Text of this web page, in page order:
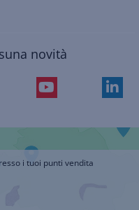
novità
i tuoi punti vendita